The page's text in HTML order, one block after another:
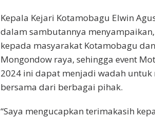
Kepala Kejari Kotamobagu Elwin
dalam sambutannya
kepada masyarakat Kotamobagu
Mongondow raya, sehingga event
2024 ini dapat menjadi wadah untuk
bersama dari berbagai pihak.
“Saya mengucapkan terimakasih